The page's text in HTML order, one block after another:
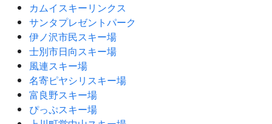
カムイスキーリンクス
サンタプレゼントパーク
伊ノ沢市民スキー場
士別市日向スキー場
風連スキー場
名寄ピヤシリスキー場
富良野スキー場
ぴっぷスキー場